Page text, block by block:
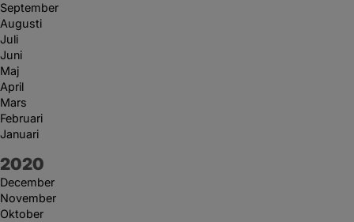
September
Augusti
Juli
Juni
Maj
April
Mars
Februari
Januari
År:
2020
December
November
Oktober